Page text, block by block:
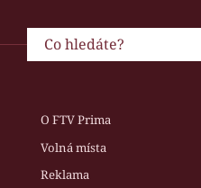
O FTV Prima
Volná místa
Reklama